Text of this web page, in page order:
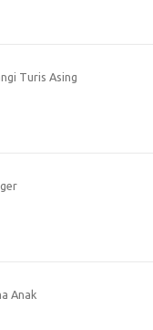
Turis Asing
Anak